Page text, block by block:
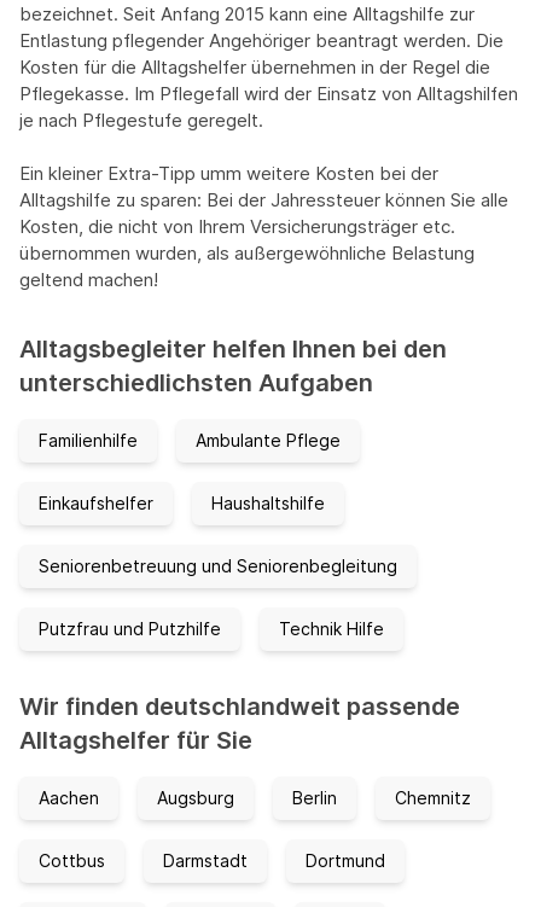
bezeichnet. Seit Anfang 2015 kann eine Alltagshilfe zur
Entlastung pflegender Angehöriger beantragt werden. Die
Kosten für die Alltagshelfer übernehmen in der Regel die
Pflegekasse. Im Pflegefall wird der Einsatz von Alltagshilfen
je nach Pflegestufe geregelt.
Ein kleiner Extra-Tipp umm weitere Kosten bei der
Alltagshilfe zu sparen: Bei der Jahressteuer können Sie alle
Kosten, die nicht von Ihrem Versicherungsträger etc.
übernommen wurden, als außergewöhnliche Belastung
geltend machen!
Alltagsbegleiter helfen Ihnen bei den
unterschiedlichsten Aufgaben
Familienhilfe Ambulante Pflege
Einkaufshelfer Haushaltshilfe
Seniorenbetreuung und Seniorenbegleitung
Putzfrau und Putzhilfe Technik Hilfe
Wir finden deutschlandweit passende
Alltagshelfer für Sie
Aachen Augsburg Berlin Chemnitz
Cottbus Darmstadt Dortmund